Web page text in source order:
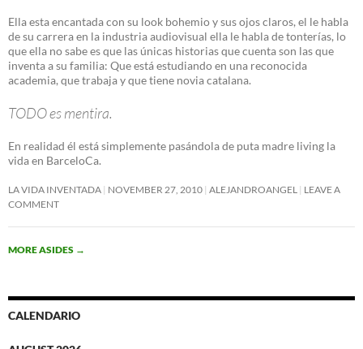
Ella esta encantada con su look bohemio y sus ojos claros, el le habla
de su carrera en la industria audiovisual ella le habla de tonterías, lo
que ella no sabe es que las únicas historias que cuenta son las que
inventa a su familia: Que está estudiando en una reconocida
academia, que trabaja y que tiene novia catalana.
TODO es mentira.
En realidad él está simplemente pasándola de puta madre living la
vida en BarceloCa.
LA VIDA INVENTADA NOVEMBER 27, 2010 ALEJANDROANGEL LEAVE A
COMMENT
MORE ASIDES →
CALENDARIO